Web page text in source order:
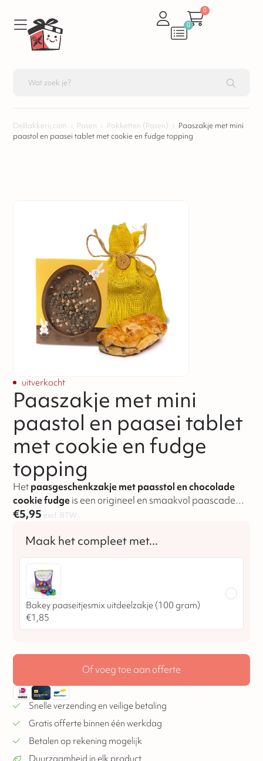
0
0
DeBakkerij.com › Pasen › Pakketten (Pasen) › Paaszakje met mini
paastol en paasei tablet met cookie en fudge topping
uitverkocht
Paaszakje met mini
paastol en paasei tablet
met cookie en fudge
topping
Het paasgeschenkzakje met paasstol en chocolade
cookie fudge is een origineel en smaakvol paascadeau.
Een combinatie van mini paasstol en chocolade met een
€5,95 excl. BTW
Bakey paaseitjesmix uitdeelzakje (100 gram)
€1,85
Of voeg toe aan offerte
Snelle verzending en veilige betaling
Gratis offerte binnen één werkdag
Betalen op rekening mogelijk
Duurzaamheid in elk product